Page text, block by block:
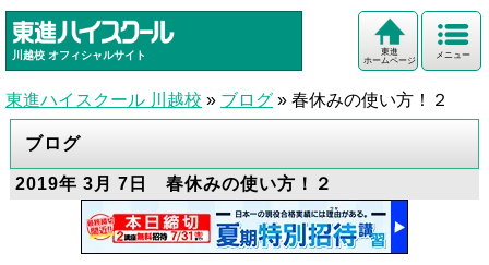
川越校 オフィシャルサイト メニュー
東進
ホームページ
東進ハイスクール 川越校 » ブログ » 春休みの使い方！２
ブログ
2019年 3月 7日 春休みの使い方！２